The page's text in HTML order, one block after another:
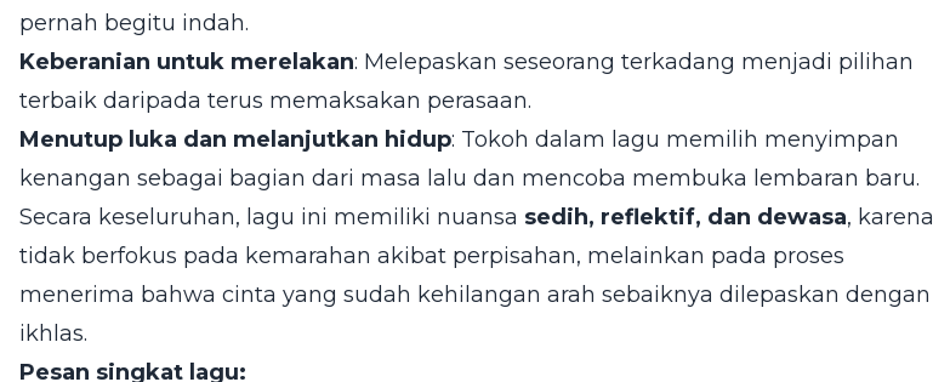
pernah begitu indah.
Keberanian untuk merelakan: Melepaskan seseorang terkadang menjadi pilihan
terbaik daripada terus memaksakan perasaan.
Menutup luka dan melanjutkan hidup: Tokoh dalam lagu memilih menyimpan
kenangan sebagai bagian dari masa lalu dan mencoba membuka lembaran baru.
Secara keseluruhan, lagu ini memiliki nuansa sedih, reflektif, dan dewasa, karena
tidak berfokus pada kemarahan akibat perpisahan, melainkan pada proses
menerima bahwa cinta yang sudah kehilangan arah sebaiknya dilepaskan dengan
ikhlas.
Pesan singkat lagu: